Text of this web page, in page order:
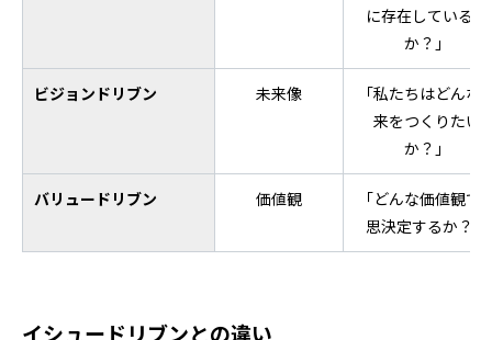
に存在しているの
か？」
ビジョンドリブン 未来像
「私たちはどんな
来をつくりたい
か？」
バリュードリブン 価値観
「どんな価値観で
思決定するか？」
イシュードリブンとの違い